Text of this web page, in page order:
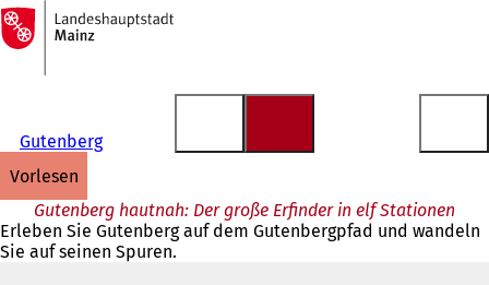
Inhalt anspringen
Zur
Startseite
Gutenberg
vorlesen
Gutenberg hautnah: Der große Erfinder in elf Stationen
Erleben Sie Gutenberg auf dem Gutenbergpfad und wandeln
Sie auf seinen Spuren.